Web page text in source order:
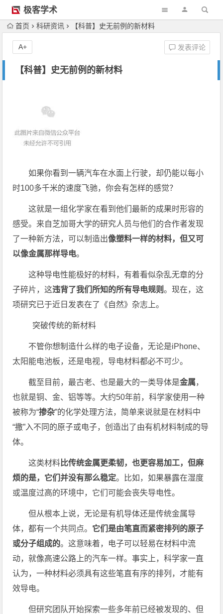
极客学术
首页 科研资讯 【科普】史无前例的新材料
【科普】史无前例的新材料
发表评论
A+
如果你看到一辆汽车在水面上行驶，却仍能以每小
时100多千米的速度飞驰，你会有怎样的感觉？
这就是一组化学家在看到他们最新的成果时形容的
感受。来自芝加哥大学的研究人员与他们的合作者发现
了一种新方法，可以制造出像塑料一样的材料，但又可
以像金属那样导电。
这种导电性能极好的材料，有着看似杂乱无章的分
子碎片，这违背了我们所知的所有导电规则。现在，这
项研究已于近日发表在了《自然》杂志上。
突破传统的新材料
不管你想制造什么样的电子设备，无论是iPhone、
太阳能电池板，还是电视，导电材料都必不可少。
截至目前，最古老、也是最大的一类导体是金属，
也就是铜、金、铝等等。大约50年前，科学家使用一种
被称为“掺杂”的化学处理方法，简单来说就是在材料中
“撒”入不同的原子或电子，创造出了由有机材料制成的导
体。
这类材料 比传统金属更柔韧，也更容易加工，但麻
烦的是，它们并没有那么稳定。比如，如果暴露在湿度
或温度过高的环境中，它们可能会丧失导电性。
但从根本上说，无论是有机导体还是传统金属导
体，都有一个共同点。 它们是由笔直而紧密排列的原子
或分子组成的。这意味着，电子可以轻易在材料中流
动，就像高速公路上的汽车一样。事实上，科学家一直
认为，一种材料必须具有这些笔直有序的排列，才能有
效导电。
但研究团队开始探索一些多年前已经被发现的、但